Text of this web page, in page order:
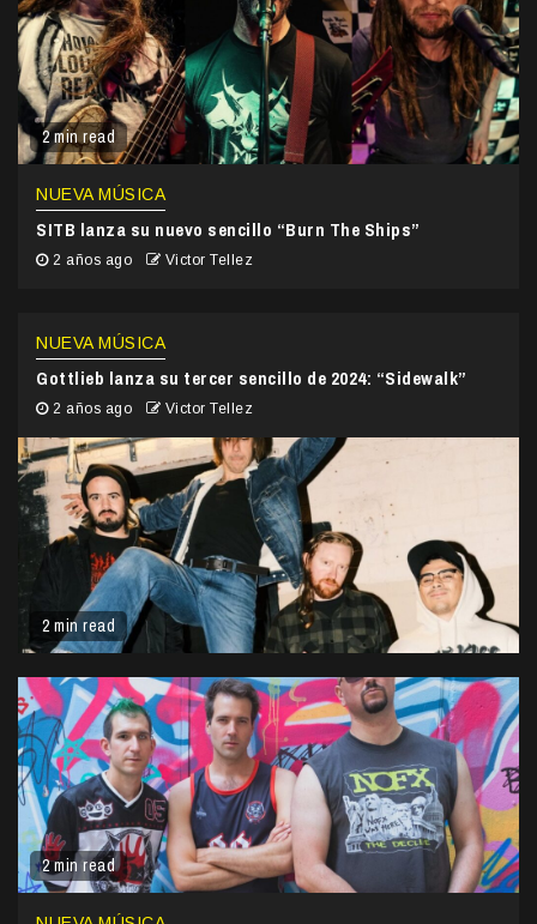
2 min read
NUEVA MÚSICA
SITB lanza su nuevo sencillo “Burn The Ships”
2 años ago Victor Tellez
2 min read
NUEVA MÚSICA
Gottlieb lanza su tercer sencillo de 2024: “Sidewalk”
2 años ago Victor Tellez
2 min read